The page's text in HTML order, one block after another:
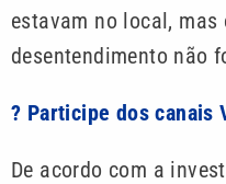
estavam no local, mas
desentendimento não
? Participe dos canais
De acordo com a